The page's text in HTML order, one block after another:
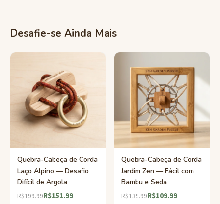
Desafie-se Ainda Mais
Quebra-Cabeça de Corda
Laço Alpino — Desafio
Difícil de Argola
R$199.99R$151.99
Quebra-Cabeça de Corda
Jardim Zen — Fácil com
Bambu e Seda
R$139.99R$109.99